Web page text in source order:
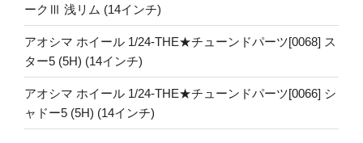
ークⅢ 浅リム (14インチ)
アオシマ ホイール 1/24-THE★チューンドパーツ[0068] ス
ター5 (5H) (14インチ)
アオシマ ホイール 1/24-THE★チューンドパーツ[0066] シ
ャドー5 (5H) (14インチ)